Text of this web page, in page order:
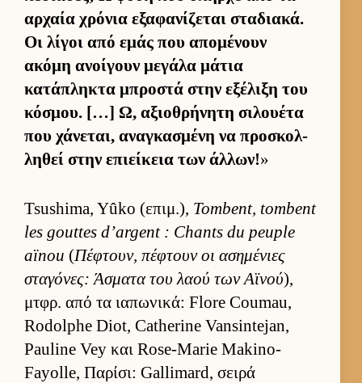
αρ­χαία χρόνια εξαφανίζεται σταδια­κά.
Οι λίγοι από εμάς που απομένουν
ακόμη ανοί­γουν μεγάλα μάτια
κατάπληκτα μπροστά στην εξέλιξη του
κόσμου. […] Ω, αξιο­θρήνητη σιλου­έτα
που χάνεται, αναγκασμένη να προσκολ­
ληθεί στην επιεί­κεια των άλ­λων!»
Tsushima, Yûko (επιμ.), Tombent, tombent
les gouttes d’argent : Chants du peuple
aïnou (Πέφτουν, πέφτουν οι ασημένιες
σταγόνες: Άσματα του λαού των Αϊνού),
μτ­φρ. από τα ια­πωνικά: Flore Coumau,
Rodolphe Diot, Catherine Vansintejan,
Pauline Vey και Rose-Marie Makino-
Fayolle, Παρίσι: Gallimard, σειρά